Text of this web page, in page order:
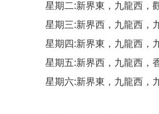
星期二:新界東，九龍西，
星期三:新界西，九龍西，
星期四:新界東，九龍西，
星期五:新界西，九龍西，
星期六:新界東，九龍西，